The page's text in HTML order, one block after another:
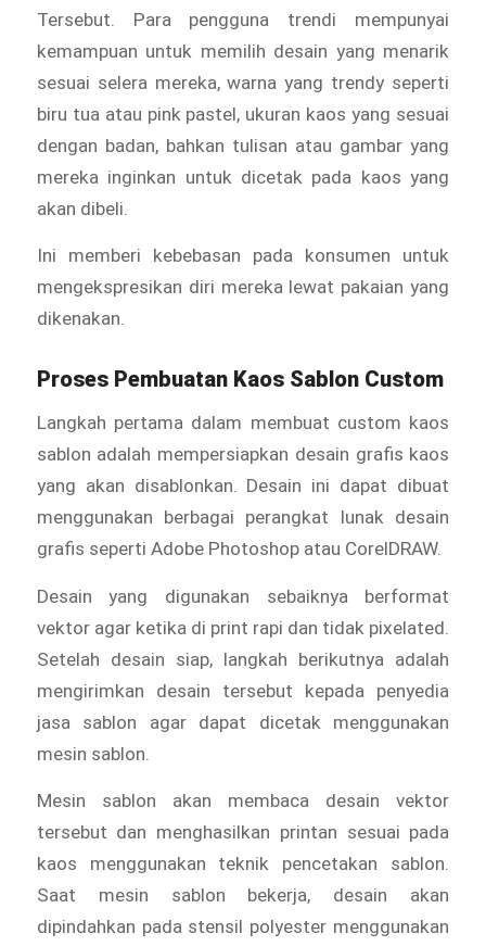
Tersebut. Para pengguna trendi mempunyai
kemampuan untuk memilih desain yang menarik
sesuai selera mereka, warna yang trendy seperti
biru tua atau pink pastel, ukuran kaos yang sesuai
dengan badan, bahkan tulisan atau gambar yang
mereka inginkan untuk dicetak pada kaos yang
akan dibeli.
Ini memberi kebebasan pada konsumen untuk
mengekspresikan diri mereka lewat pakaian yang
dikenakan.
Proses Pembuatan Kaos Sablon Custom
Langkah pertama dalam membuat custom kaos
sablon adalah mempersiapkan desain grafis kaos
yang akan disablonkan. Desain ini dapat dibuat
menggunakan berbagai perangkat lunak desain
grafis seperti Adobe Photoshop atau CorelDRAW.
Desain yang digunakan sebaiknya berformat
vektor agar ketika di print rapi dan tidak pixelated.
Setelah desain siap, langkah berikutnya adalah
mengirimkan desain tersebut kepada penyedia
jasa sablon agar dapat dicetak menggunakan
mesin sablon.
Mesin sablon akan membaca desain vektor
tersebut dan menghasilkan printan sesuai pada
kaos menggunakan teknik pencetakan sablon.
Saat mesin sablon bekerja, desain akan
dipindahkan pada stensil polyester menggunakan